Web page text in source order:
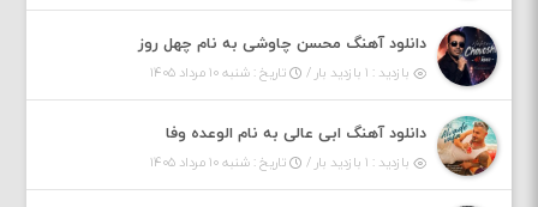
دانلود آهنگ محسن چاوشی به نام چهل روز
بازدید : ۱ بازدید بار / تاریخ : شنبه ۱۰ مرداد ۱۴۰۵
دانلود آهنگ ابی عالی به نام الوعده وفا
بازدید : ۱ بازدید بار / تاریخ : شنبه ۱۰ مرداد ۱۴۰۵